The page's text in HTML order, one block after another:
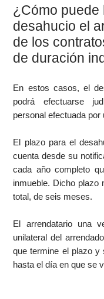
¿Cómo puede
desahucio el
de los
de duración
En estos casos, el
podrá efectuarse
personal efectuada por
El plazo para el
cuenta desde su
cada año completo
inmueble. Dicho plazo
total, de seis meses.
El arrendatario una
unilateral del
que termine el plazo y
hasta el día en que se